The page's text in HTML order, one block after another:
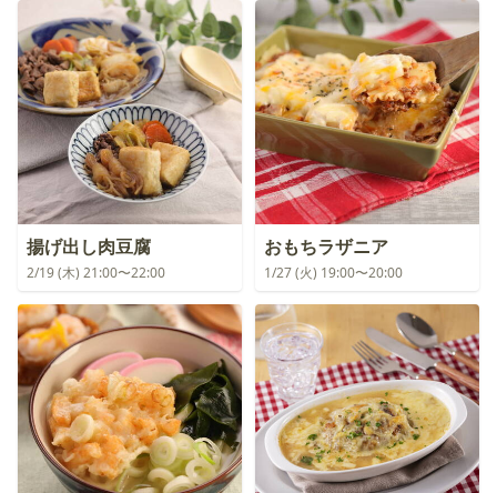
揚げ出し肉豆腐
2/19 (木) 21:00〜22:00
おもちラザニア
1/27 (火) 19:00〜20:00